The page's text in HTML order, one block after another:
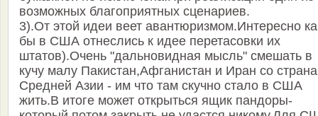
возможных благоприятных сценариев.
3).От этой идеи веет авантюризмом.Интересно
бы в США отнеслись к идее перетасовки их
штатов).Очень "дальновидная мысль" смешать в
кучу малу Пакистан,Афганистан и Иран со
Средней Азии - им что там скучно стало в США
жить.В итоге может открыться ящик пандоры-